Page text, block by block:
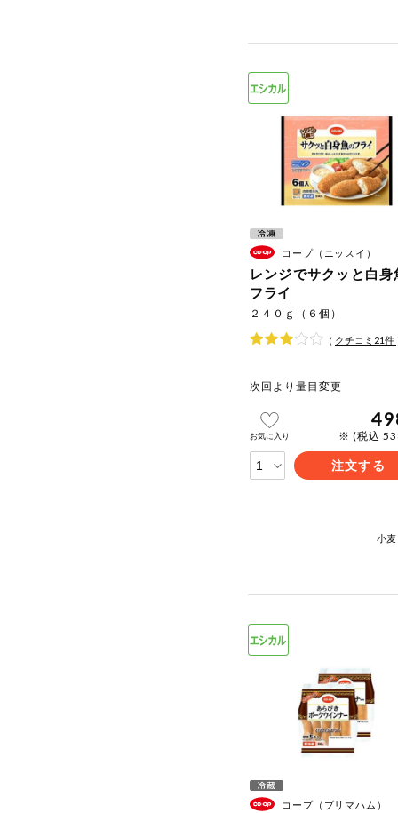
コープ（ニッスイ）
レンジでサクッと白身
フライ
２４０ｇ（６個）
（ クチコミ 21件
次回より量目変更
お気に入り ※ (税込
注文する
小麦
コープ（プリマハム）